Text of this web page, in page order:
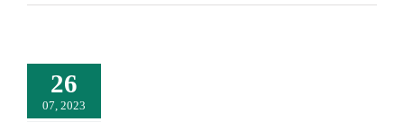
26
07, 2023